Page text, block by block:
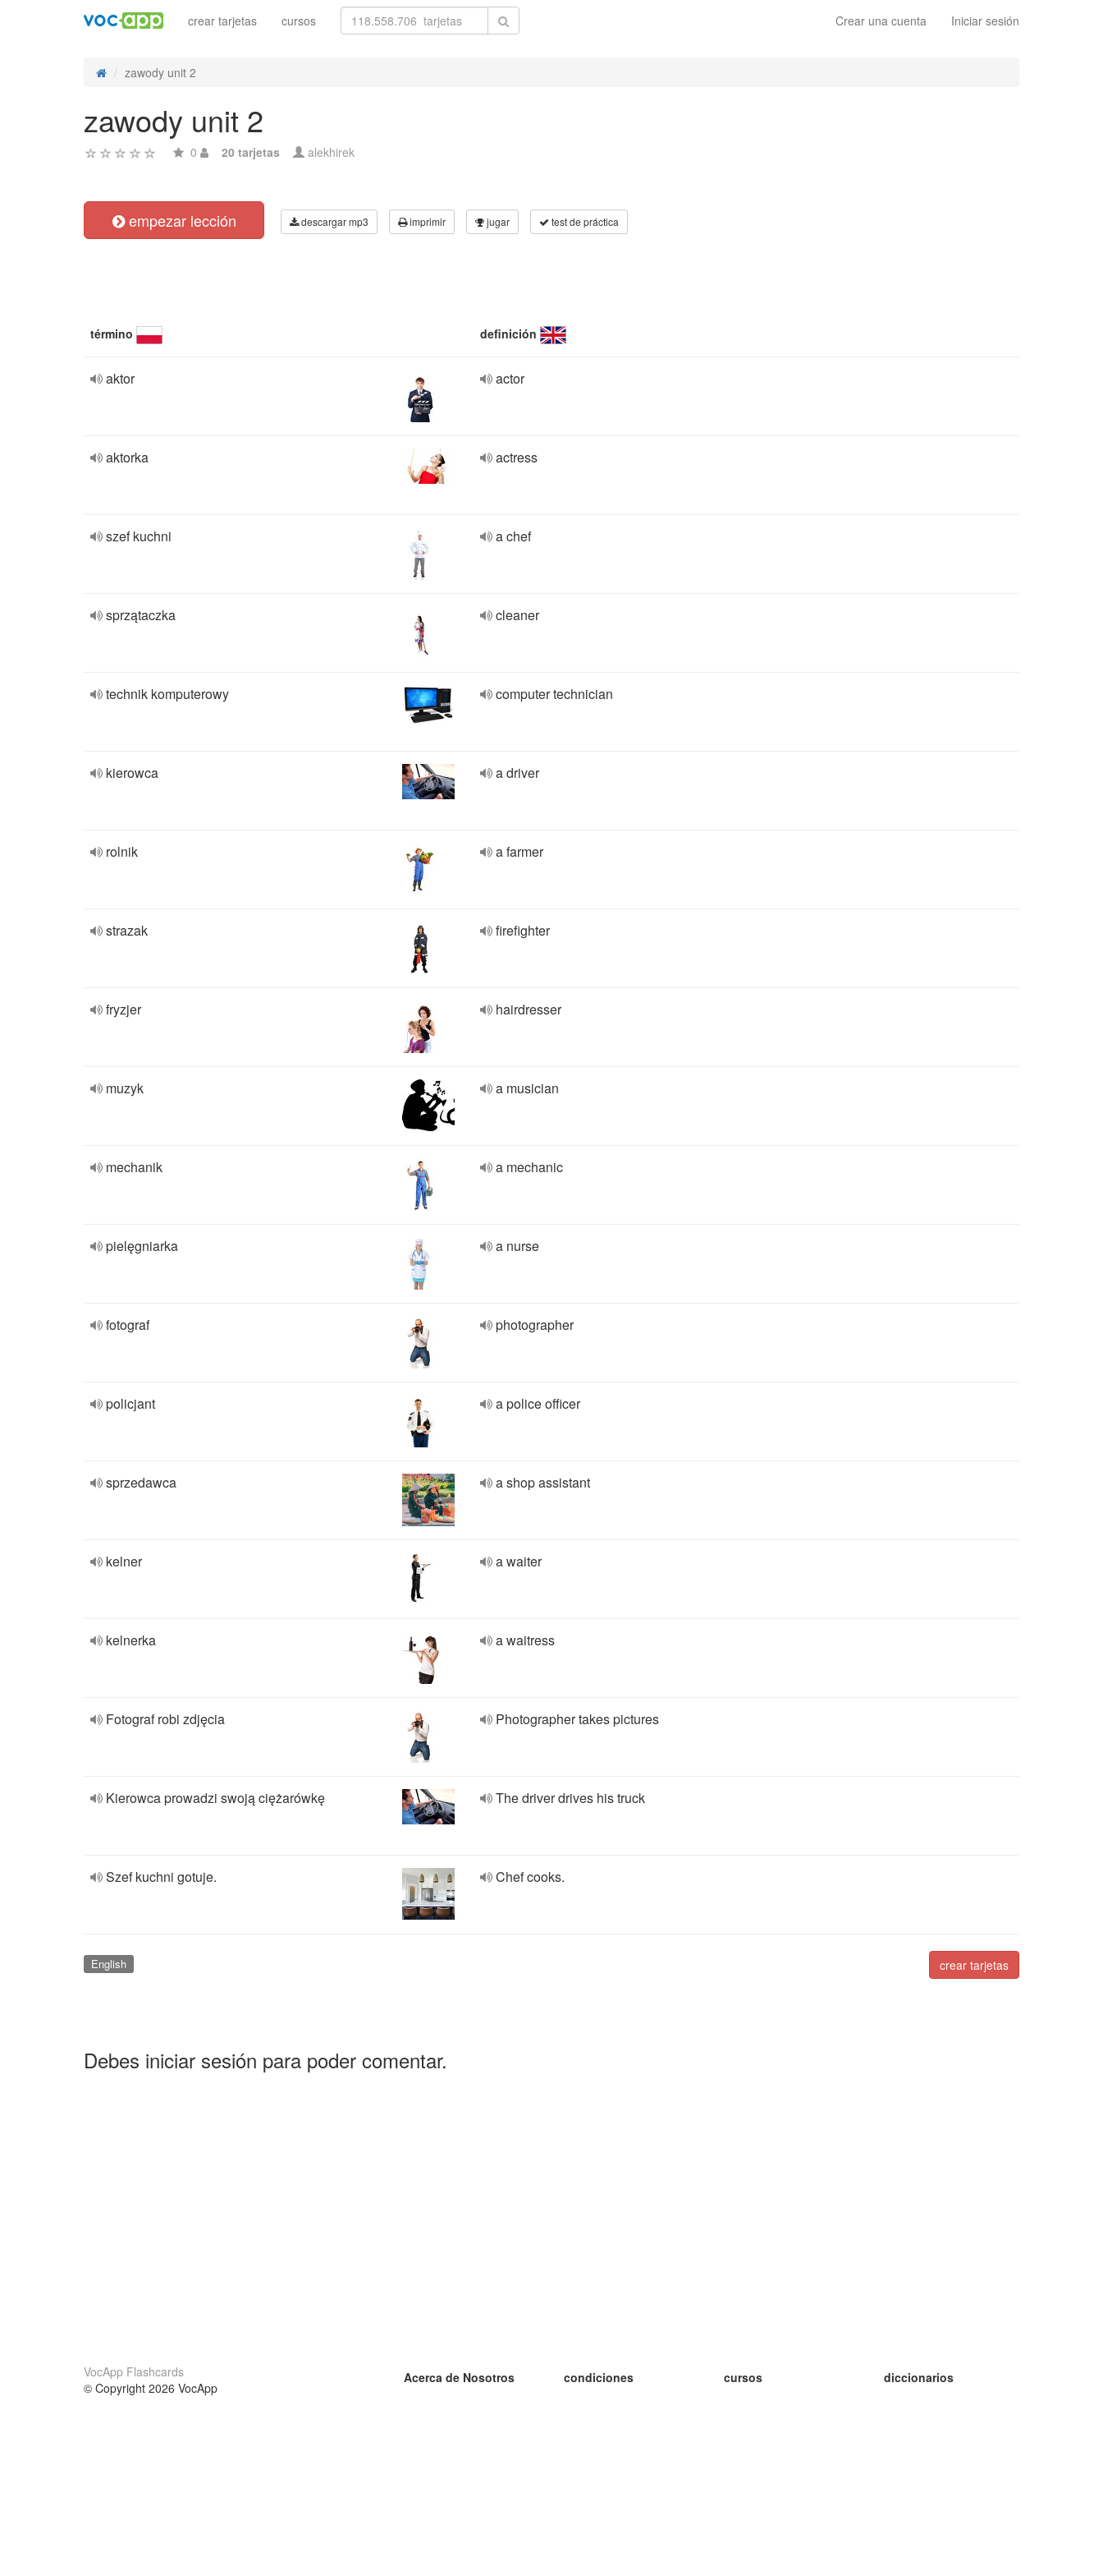
Crear una cuenta Iniciar sesión
crear tarjetas cursos
zawody unit 2
zawody unit 2
0 20 tarjetas alekhirek
empezar lección descargar mp3 imprimir jugar test de práctica
término definición
aktor actor
aktorka actress
szef kuchni a chef
sprzątaczka cleaner
technik komputerowy computer technician
kierowca a driver
rolnik a farmer
strazak firefighter
fryzjer hairdresser
muzyk a musician
mechanik a mechanic
pielęgniarka a nurse
fotograf photographer
policjant a police officer
sprzedawca a shop assistant
kelner a waiter
kelnerka a waitress
Fotograf robi zdjęcia Photographer takes pictures
Kierowca prowadzi swoją ciężarówkę The driver drives his truck
Szef kuchni gotuje. Chef cooks.
crear tarjetas
English
Debes iniciar sesión para poder comentar.
VocApp Flashcards
© Copyright 2026 VocApp
Acerca de Nosotros
condiciones
cursos
diccionarios